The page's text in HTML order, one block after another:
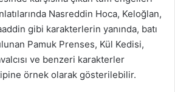
Nasreddin Hoca, Keloğlan,
gibi karakterlerin yanında, batı
Pamuk Prenses, Kül Kedisi,
ve benzeri karakterler
örnek olarak gösterilebilir.